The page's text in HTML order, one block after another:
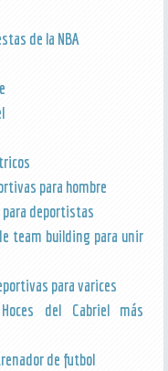
de la NBA
para hombre
deportistas
team building para unir
para varices
del Cabriel más
de futbol